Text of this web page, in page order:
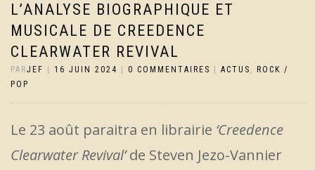
L’ANALYSE BIOGRAPHIQUE ET
MUSICALE DE CREEDENCE
CLEARWATER REVIVAL
PARJEF 16 JUIN 2024 0 COMMENTAIRES ACTUS ,
ROCK /
POP
Le 23 août paraitra en librairie ‘Creedence
Clearwater Revival’de Steven Jezo-Vannier